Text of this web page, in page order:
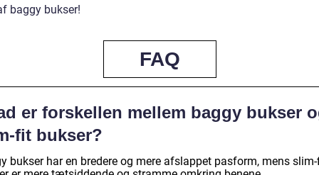
baggy bukser!
FAQ
er forskellen mellem baggy bukser
fit bukser?
bukser har en bredere og mere afslappet pasform, mens